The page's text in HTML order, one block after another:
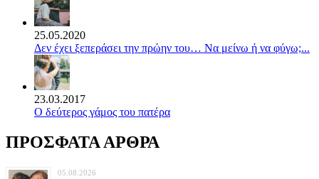
25.05.2020
Δεν έχει ξεπεράσει την πρώην του… Να μείνω ή να φύγω;...
23.03.2017
Ο δεύτερος γάμος του πατέρα
ΠΡΟΣΦΑΤΑ ΑΡΘΡΑ
05.08.2026